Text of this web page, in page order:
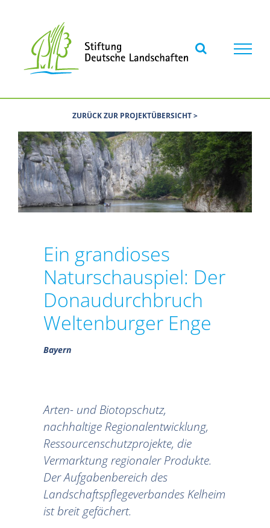
ZURÜCK ZUR PROJEKTÜBERSICHT >
Ein grandioses
Naturschauspiel: Der
Donaudurchbruch
Weltenburger Enge
Bayern
Arten- und Biotopschutz,
nachhaltige Regionalentwicklung,
Ressourcenschutzprojekte, die
Vermarktung regionaler Produkte.
Der Aufgabenbereich des
Landschaftspflegeverbandes Kelheim
ist breit gefächert.